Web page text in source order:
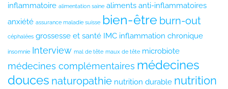
inflammatoire alimentation saine aliments anti-inflammatoires
anxiété assurance maladie suisse bien-être burn-out
céphalées grossesse et santé IMC inflammation chronique
insomnie Interview mal de tête maux de tête microbiote
médecines complémentaires médecines
douces naturopathie nutrition durable nutrition